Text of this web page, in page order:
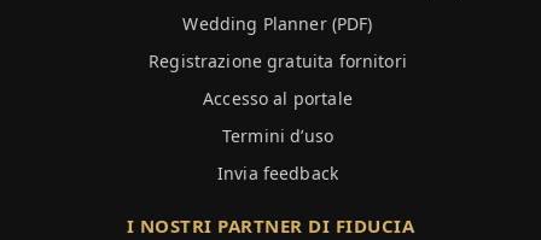
Wedding Planner (PDF)
Registrazione gratuita fornitori
Accesso al portale
Termini d’uso
Invia feedback
I NOSTRI PARTNER DI FIDUCIA